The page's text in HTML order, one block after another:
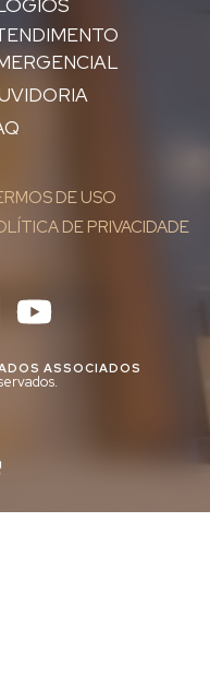
DE USO
DE PRIVACIDADE
ASSOCIADOS